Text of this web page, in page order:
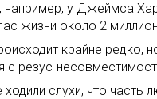
например, у Джеймса
жизни около 2
крайне редко,
с резус-
слухи, что часть